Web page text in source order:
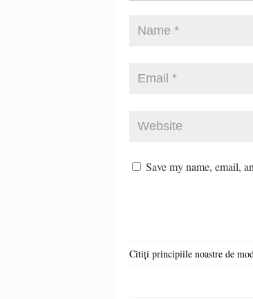
Save my name, email,
Citiți principiile noastre de